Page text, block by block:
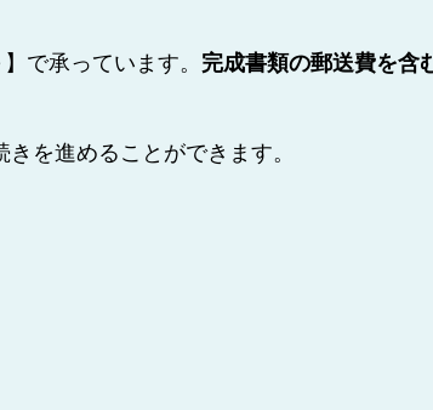
で承っています。 完成書類の郵送費を含
を進めることができます。